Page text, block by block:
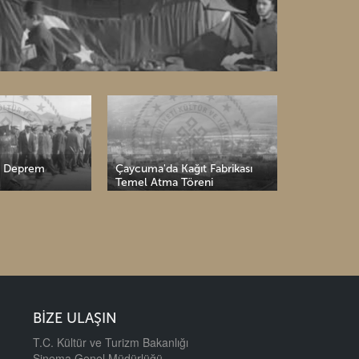
Fabrikası
Bir Resmi Ziyaret: Türkiye
Reisicumhuru Batı Almanya'da
BİZE ULAŞIN
T.C. Kültür ve Turizm Bakanlığı